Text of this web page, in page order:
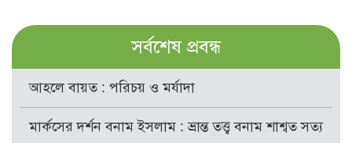
সর্বশেষ প্রবন্ধ
আহলে বায়ত : পরিচয় ও মর্যাদা
মার্কসের দর্শন বনাম ইসলাম : ভ্রান্ত তত্ত্ব বনাম শাশ্বত সত্য